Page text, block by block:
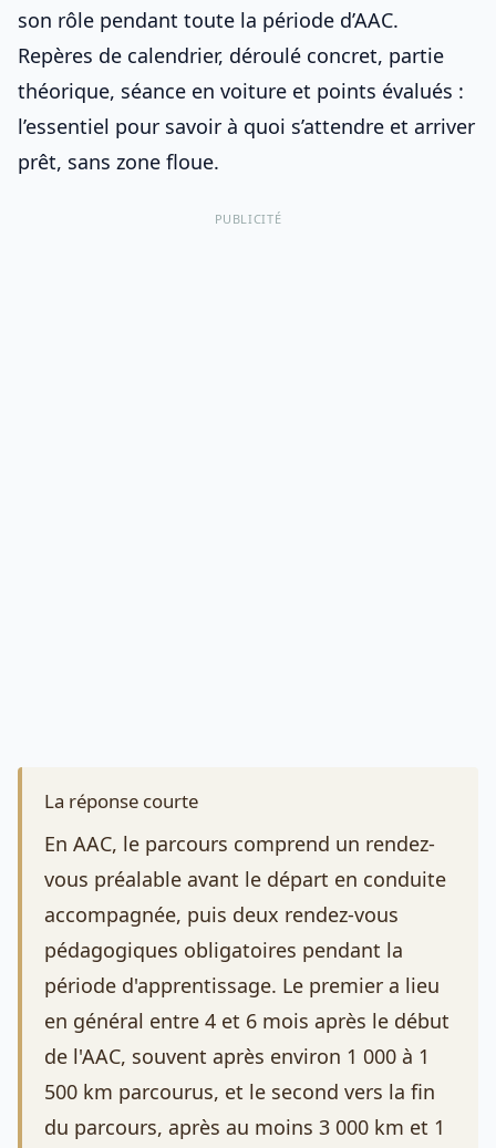
son rôle pendant toute la période d’AAC.
Repères de calendrier, déroulé concret, partie
théorique, séance en voiture et points évalués :
l’essentiel pour savoir à quoi s’attendre et arriver
prêt, sans zone floue.
PUBLICITÉ
La réponse courte
En AAC, le parcours comprend un rendez-
vous préalable avant le départ en conduite
accompagnée, puis deux rendez-vous
pédagogiques obligatoires pendant la
période d'apprentissage. Le premier a lieu
en général entre 4 et 6 mois après le début
de l'AAC, souvent après environ 1 000 à 1
500 km parcourus, et le second vers la fin
du parcours, après au moins 3 000 km et 1